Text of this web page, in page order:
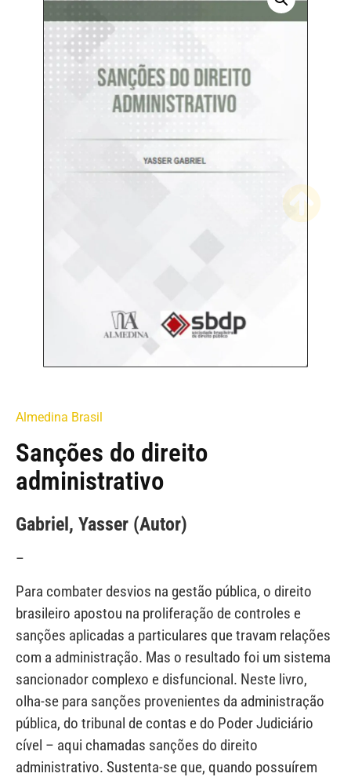
Almedina Brasil
Sanções do direito
administrativo
Gabriel, Yasser (Autor)
–
Para combater desvios na gestão pública, o direito
brasileiro apostou na proliferação de controles e
sanções aplicadas a particulares que travam relações
com a administração. Mas o resultado foi um sistema
sancionador complexo e disfuncional. Neste livro,
olha-se para sanções provenientes da administração
pública, do tribunal de contas e do Poder Judiciário
cível – aqui chamadas sanções do direito
administrativo. Sustenta-se que, quando possuírem